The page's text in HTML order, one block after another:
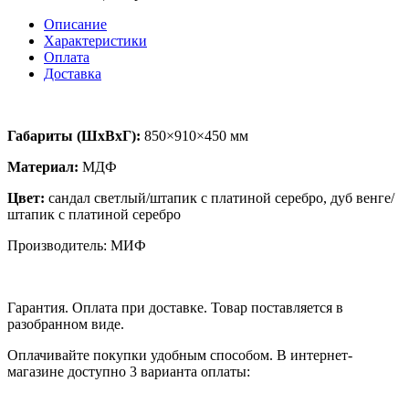
Описание
Характеристики
Оплата
Доставка
Габариты (ШхВхГ): 850×910×450 мм
Материал: МДФ
Цвет: сандал светлый/штапик с платиной серебро, дуб венге/
штапик с платиной серебро
Производитель: МИФ
Гарантия. Оплата при доставке. Товар поставляется в
разобранном виде.
Оплачивайте покупки удобным способом. В интернет-
магазине доступно 3 варианта оплаты: